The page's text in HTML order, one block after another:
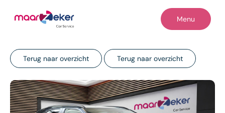
Menu
Home
Occasions
Diensten
Terug naar overzicht Terug naar overzicht